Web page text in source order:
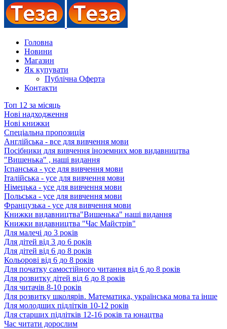
Головна
Новини
Магазин
Як купувати
Публічна Оферта
Контакти
Топ 12 за місяць
Нові надходження
Нові книжки
Спеціальна пропозиція
Англійська - все для вивчення мови
Посібники для вивчення іноземних мов видавництва
"Вишенька" , наші видання
Іспанська - усе для вивчення мови
Італійська - усе для вивчення мови
Німецька - усе для вивчення мови
Польська - усе для вивчення мови
Французька - усе для вивчення мови
Книжки видавництва"Вишенька" наші видання
Книжки видавництва "Час Майстрів"
Для малечі до 3 років
Для дітей від 3 до 6 років
Для дітей від 6 до 8 років
Кольорові від 6 до 8 років
Для початку самостійного читання від 6 до 8 років
Для розвитку дітей від 6 до 8 років
Для читачів 8-10 років
Для розвитку школярів. Математика, українська мова та інше
Для молодших підлітків 10-12 років
Для старших підлітків 12-16 років та юнацтва
Час читати дорослим